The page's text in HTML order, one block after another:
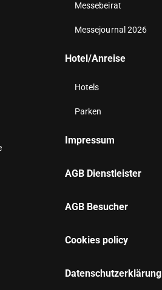
Messebeirat
Messejournal 2026
Hotel/Anreise
Hotels
Parken
Impressum
AGB Dienstleister
AGB Besucher
Cookies policy
Datenschutzerklärung